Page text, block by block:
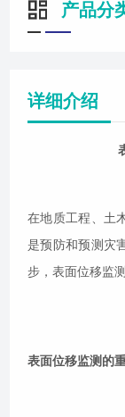
产品分
详细介绍
在地质工程、土
是预防和预测灾
步，表面位移监
表面位移监测的